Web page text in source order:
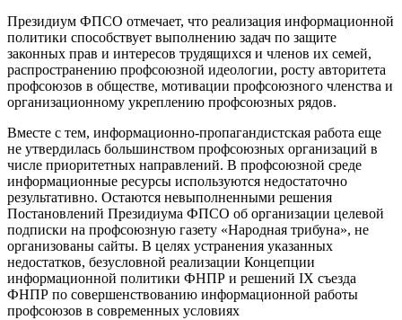
Президиум ФПСО отмечает, что реализация информационной
политики способствует выполнению задач по защите
законных прав и интересов трудящихся и членов их семей,
распространению профсоюзной идеологии, росту авторитета
профсоюзов в обществе, мотивации профсоюзного членства и
организационному укреплению профсоюзных рядов.
Вместе с тем, информационно-пропагандистская работа еще
не утвердилась большинством профсоюзных организаций в
числе приоритетных направлений. В профсоюзной среде
информационные ресурсы используются недостаточно
результативно. Остаются невыполненными решения
Постановлений Президиума ФПСО об организации целевой
подписки на профсоюзную газету «Народная трибуна», не
организованы сайты. В целях устранения указанных
недостатков, безусловной реализации Концепции
информационной политики ФНПР и решений IX съезда
ФНПР по совершенствованию информационной работы
профсоюзов в современных условиях